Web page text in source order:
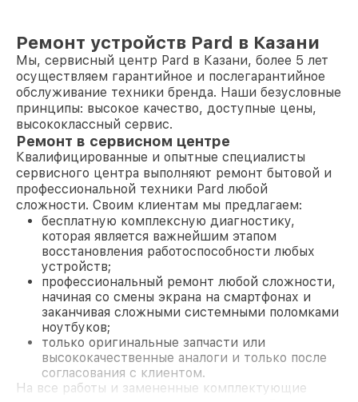
Ремонт устройств Pard в Казани
Мы, сервисный центр Pard в Казани, более 5 лет
осуществляем гарантийное и послегарантийное
обслуживание техники бренда. Наши безусловные
принципы: высокое качество, доступные цены,
высококлассный сервис.
Ремонт в сервисном центре
Квалифицированные и опытные специалисты
сервисного центра выполняют ремонт бытовой и
профессиональной техники Pard любой
сложности. Своим клиентам мы предлагаем:
бесплатную комплексную диагностику,
которая является важнейшим этапом
восстановления работоспособности любых
устройств;
профессиональный ремонт любой сложности,
начиная со смены экрана на смартфонах и
заканчивая сложными системными поломками
ноутбуков;
только оригинальные запчасти или
высококачественные аналоги и только после
согласования с клиентом.
На все работы и замененные комплектующие